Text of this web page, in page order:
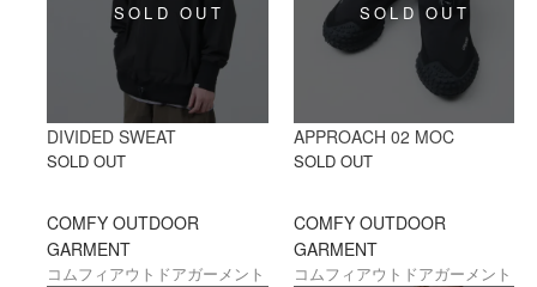
DIVIDED SWEAT
SOLD OUT
APPROACH 02 MOC
SOLD OUT
COMFY OUTDOOR
GARMENT
コムフィアウトドアガーメント
COMFY OUTDOOR
GARMENT
コムフィアウトドアガーメント